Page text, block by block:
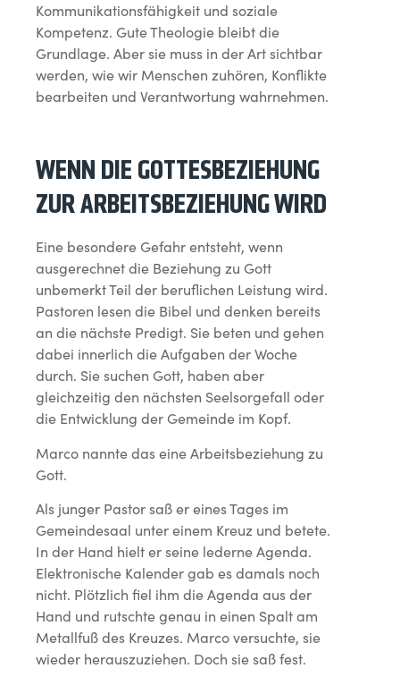
Kommunikationsfähigkeit und soziale
Kompetenz. Gute Theologie bleibt die
Grundlage. Aber sie muss in der Art sichtbar
werden, wie wir Menschen zuhören, Konflikte
bearbeiten und Verantwortung wahrnehmen.
WENN DIE GOTTESBEZIEHUNG
ZUR ARBEITSBEZIEHUNG WIRD
Eine besondere Gefahr entsteht, wenn
ausgerechnet die Beziehung zu Gott
unbemerkt Teil der beruflichen Leistung wird.
Pastoren lesen die Bibel und denken bereits
an die nächste Predigt. Sie beten und gehen
dabei innerlich die Aufgaben der Woche
durch. Sie suchen Gott, haben aber
gleichzeitig den nächsten Seelsorgefall oder
die Entwicklung der Gemeinde im Kopf.
Marco nannte das eine Arbeitsbeziehung zu
Gott.
Als junger Pastor saß er eines Tages im
Gemeindesaal unter einem Kreuz und betete.
In der Hand hielt er seine lederne Agenda.
Elektronische Kalender gab es damals noch
nicht. Plötzlich fiel ihm die Agenda aus der
Hand und rutschte genau in einen Spalt am
Metallfuß des Kreuzes. Marco versuchte, sie
wieder herauszuziehen. Doch sie saß fest.